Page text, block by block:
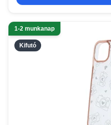
Kifutó
1-2 munkanap